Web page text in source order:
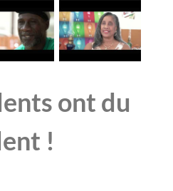
ont du
!